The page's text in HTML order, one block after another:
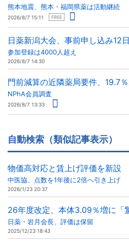
熊本地震、熊本・福岡県薬は活動継続
2026/8/7 15:11 FREE
日薬新潟大会、事前申し込み12
参加登録は4000人超え
2026/8/7 14:30
門前減算の近隣薬局要件、19.7
NPhA会員調査
2026/8/7 13:33
自動検索（類似記事表示）
物価高対応と賃上げ評価を新設
中医協、点数を1年後に2倍へ引き上げ
2026/1/23 20:37
26年度改定、本体3.09％増に「
日薬・岩月会長、評価は保留
2025/12/23 18:43